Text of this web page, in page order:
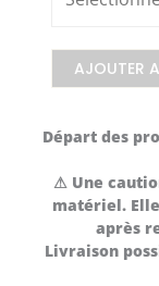
bain
pack
personne
90
cm
serviettes
AJOUTER
Départ des
⚠ Une
matériel.
après
Livraison